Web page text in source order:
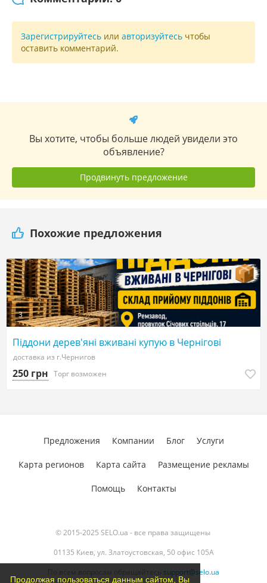
Продолжая пользоваться данным сайтом, Вы
Зарегистрируйтесь или авторизуйтесь чтобы
оставить комментарий.
Вы хотите, чтобы больше людей увидели это
объявление?
Продвинуть предложение
Похожие предложения
3
Піддони дерев'яні вживані купую в Чернігові
доставка из г.Чернигов
250 грн Торг возможен
© 2015-2025 SELO.ua - все права защищены
01135 Киев, ул. Златоустовская, 50 офис 105А
support@selo.ua
Предложения Компании Блог Услуги
Карта регионов Карта сайта Размещение рекламы
Помощь Контакты